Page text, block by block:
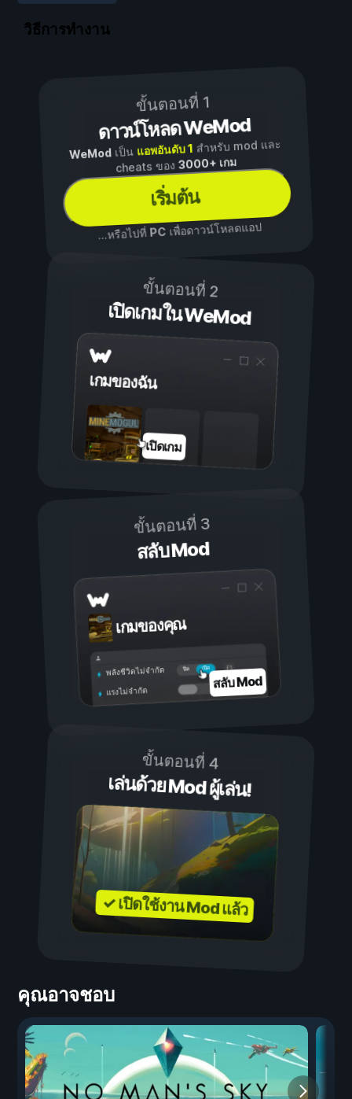
วิธีการทำงาน
ขั้นตอนที่ 1
ดาวน์โหลด WeMod
WeModเป็น แอพอันดับ 1 สำหรับ mod และ
cheats ของ3000+ เกม
เริ่มต้น
...หรือไปที่ PCเพื่อดาวน์โหลดแอป
ขั้นตอนที่ 2
เปิดเกมใน WeMod
เกมของฉัน
เปิดเกม
ขั้นตอนที่ 3
สลับ Mod
เกมของคุณ
เปิด
ปิด
พลังชีวิตไม่จำกัด
แรงไม่จำกัด สลับ Mod
ขั้นตอนที่ 4
เล่นด้วย Mod ผู้เล่น!
✓ เปิดใช้งาน Mod แล้ว
คุณอาจชอบ